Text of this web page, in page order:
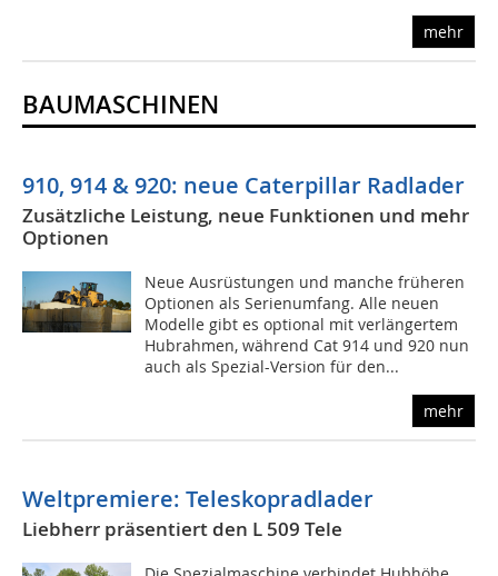
mehr
BAUMASCHINEN
910, 914 & 920: neue Caterpillar Radlader
Zusätzliche Leistung, neue Funktionen und mehr
Optionen
Neue Ausrüstungen und manche früheren
Optionen als Serienumfang. Alle neuen
Modelle gibt es optional mit verlängertem
Hubrahmen, während Cat 914 und 920 nun
auch als Spezial-Version für den...
mehr
Weltpremiere: Teleskopradlader
Liebherr präsentiert den L 509 Tele